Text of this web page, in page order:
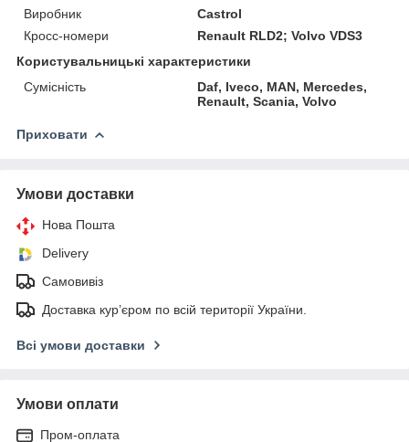
Виробник
Castrol
Кросс-номери
Renault RLD2; Volvo VDS3
Користувальницькі характеристики
Сумісність
Daf, Iveco, MAN, Mercedes,
Renault, Scania, Volvo
Приховати
Умови доставки
Нова Пошта
Delivery
Самовивіз
Доставка кур’єром по всій території України.
Всі умови доставки
Умови оплати
Пром-оплата